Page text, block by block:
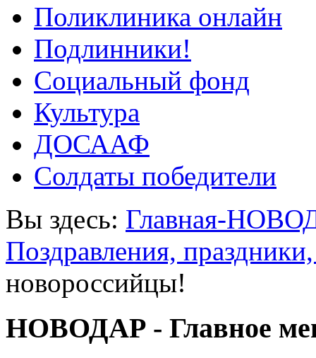
Поликлиника онлайн
Подлинники!
Социальный фонд
Культура
ДОСААФ
Солдаты победители
Вы здесь: Главная-
Поздравления,
новороссийцы!
НОВОДАР - Главное